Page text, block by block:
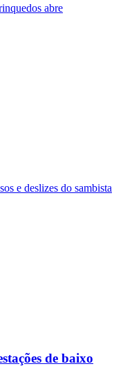
abre
e deslizes do sambista
de baixo